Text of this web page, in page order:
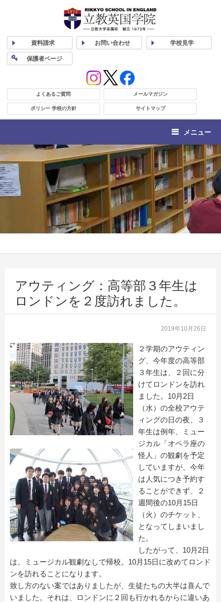
資料請求 お問い合わせ 学校見学
保護者ページ
よくあるご質問 メールマガジン
ポリシー 学校の方針 サイトマップ
メニュー
アウティング：高等部３年生は
ロンドンを２度訪れました。
2019年10月26日
２学期のアウティン
グ、今年度の高等部
３年生は、２回に分
けてロンドンを訪れ
ました。10月2日
（水）の全校アウテ
ィングの日の夜、３
年生は例年、ミュー
ジカル「オペラ座の
怪人」の観劇を予定
していますが、今年
は人気につき予約す
ることができず、２
週間後の10月15日
（火）のチケット、
となってしまいまし
た。
したがって、10月2日
は、ミュージカル観劇なしで帰校。10月15日に改めてロンド
ンを訪れることになります。
致し方のない案ではありましたが、生徒たちの大半は喜んで
いました。それは、ロンドンに２回も行かれるからに違いあ